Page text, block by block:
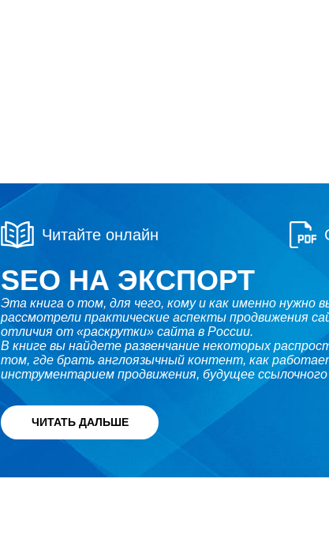
Читайте онлайн
SEO НА ЭКСПОРТ
Эта книга о том, для чего, кому и как именно нужно
рассмотрели практические аспекты продвижения
отличия от «раскрутки» сайта в России.
В книге вы найдете развенчание некоторых
том, где брать англоязычный контент, как
инструментарием продвижения, будущее
ЧИТАТЬ ДАЛЬШЕ